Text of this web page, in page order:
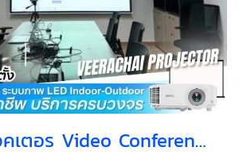
ติดตั้งโปรเจคเตอร Video Conference